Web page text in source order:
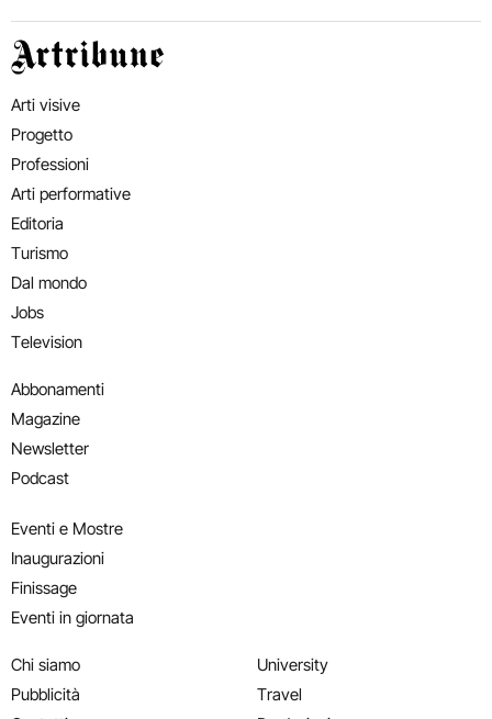
Artribune
Arti visive
Progetto
Professioni
Arti performative
Editoria
Turismo
Dal mondo
Jobs
Television
Abbonamenti
Magazine
Newsletter
Podcast
Eventi e Mostre
Inaugurazioni
Finissage
Eventi in giornata
Chi siamo
Pubblicità
University
Travel